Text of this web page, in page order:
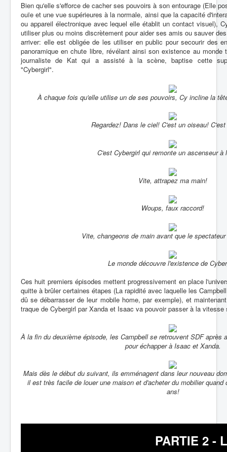
Bien qu'elle s'efforce de cacher ses pouvoirs à son entourage (Elle
ouïe et une vue supérieures à la normale, ainsi que la capacité
ou appareil électronique avec lequel elle établit un contact visuel),
utiliser plus ou moins discrètement pour aider ses amis ou sauver
arriver: elle est obligée de les utiliser en public pour secourir des
panoramique en chute libre, révélant ainsi son existence au
journaliste de Kat qui a assisté à la scène, baptise cette
"Cybergirl".
À chaque fois qu'elle utilise un de ses pouvoirs, Cy incline la
Regardez! Dans le ciel! C'est un oiseau!
C'est Cybergirl qui remonte un ascenseur à
Vite, attrapez ma main!
Woups, faux raccord!
Vite, changeons de main avant que le
Le monde découvre l'existence de
Ces huit premiers épisodes mettent progressivement en place
quitte à brûler certaines étapes (La rapidité avec laquelle les
dû se débarrasser de leur mobile home, par exemple), et
traque de Cybergirl par Xanda et Isaac va pouvoir passer à la vitesse
À la fin du deuxième épisode, les Campbell se retrouvent SDF après
pour échapper à Isaac et Xanda.
Mais dès le début du suivant, ils emménagent dans leur nouveau
il est très facile de louer une maison et d'acheter du mobilier
ans!
PARTIE 2 -